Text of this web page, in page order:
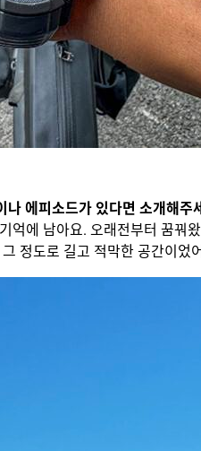
에피소드가 있다면 소개해주
억에 남아요. 오래전부터 꿈꿔
정도로 길고 적막한 공간이